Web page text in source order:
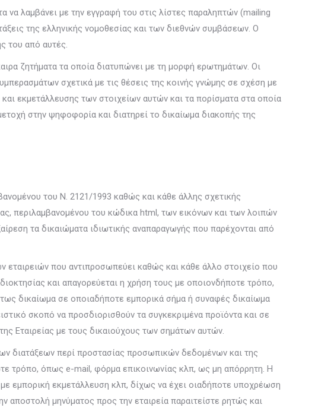
λαμβάνει με την εγγραφή του στις λίστες παραληπτών (mailing
της ελληνικής νομοθεσίας και των διεθνών συμβάσεων. Ο
του από αυτές.
ζητήματα τα οποία διατυπώνει με τη μορφή ερωτημάτων. Οι
σχετικά με τις θέσεις της κοινής γνώμης σε σχέση με
εκμετάλλευσης των στοιχείων αυτών και τα πορίσματα στα οποία
στην ψηφοφορία και διατηρεί το δικαίωμα διακοπής της
του Ν. 2121/1993 καθώς και κάθε άλλης σχετικής
περιλαμβανομένου του κώδικα html, των εικόνων και των λοιπών
τα δικαιώματα ιδιωτικής αναπαραγωγής που παρέχονται από
εταιρειών που αντιπροσωπεύει καθώς και κάθε άλλο στοιχείο που
και απαγορεύεται η χρήση τους με οποιονδήποτε τρόπο,
δικαίωμα σε οποιαδήποτε εμπορικά σήμα ή συναφές δικαίωμα
σκοπό να προσδιορισθούν τα συγκεκριμένα προϊόντα και σε
Εταιρείας με τους δικαιούχους των σημάτων αυτών.
διατάξεων περί προστασίας προσωπικών δεδομένων και της
τρόπο, όπως e-mail, φόρμα επικοινωνίας κλπ, ως μη απόρρητη. Η
εμπορική εκμετάλλευση κλπ, δίχως να έχει οιαδήποτε υποχρέωση
μηνύματος προς την εταιρεία παραιτείστε ρητώς και